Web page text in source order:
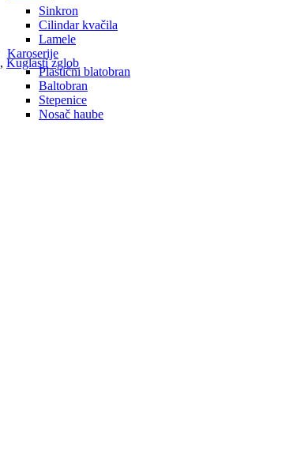
Sinkron
Cilindar kvačila
Lamele
Karoserije
Plastični blatobran
Baltobran
Stepenice
Nosač haube
, Kuglasti zglob